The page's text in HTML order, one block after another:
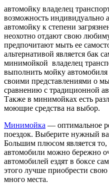
автомойку владелец
возможность индивидуально
автомойку к степени
неохотно отдают свою
предпочитают мыть ее
альтернативой является бак
минимойкой владелец
выполнить мойку
своими представлениями о
сравнению с традиционной
Также в минимойках есть
моющие средства на выбор.
Минимойка — оптимальное
поездок. Выберите нужный
Большим плюсом является то,
автомобили можно бережно
автомобилей ездят в боксе
этого лучше приобрести
много места.